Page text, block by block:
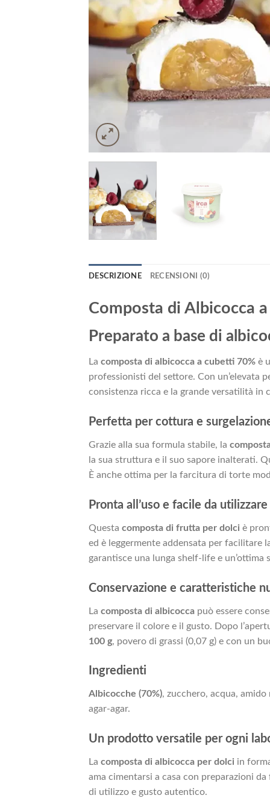
DESCRIZIONE RECENSIONI (0)
Composta di Albicocca
Preparato a base di
La composta di albicocca a cubetti 70% è
professionisti del settore. Con un’elevata
consistenza ricca e la grande versatilità in
Perfetta per cottura e
Grazie alla sua formula stabile, la
la sua struttura e il suo sapore inalterati.
È anche ottima per la farcitura di torte
Pronta all’uso e facile da utilizzare
Questa composta di frutta per dolci è
ed è leggermente addensata per facilitare
garantisce una lunga shelf-life e
Conservazione e caratteristiche
La composta di albicocca può essere
preservare il colore e il gusto. Dopo
100 g, povero di grassi (0,07 g) e con un
Ingredienti
Albicocche (70%), zucchero, acqua,
agar-agar.
Un prodotto versatile per ogni
La composta di albicocca per dolci in
ama cimentarsi a casa con preparazioni
di utilizzo e gusto autentico.